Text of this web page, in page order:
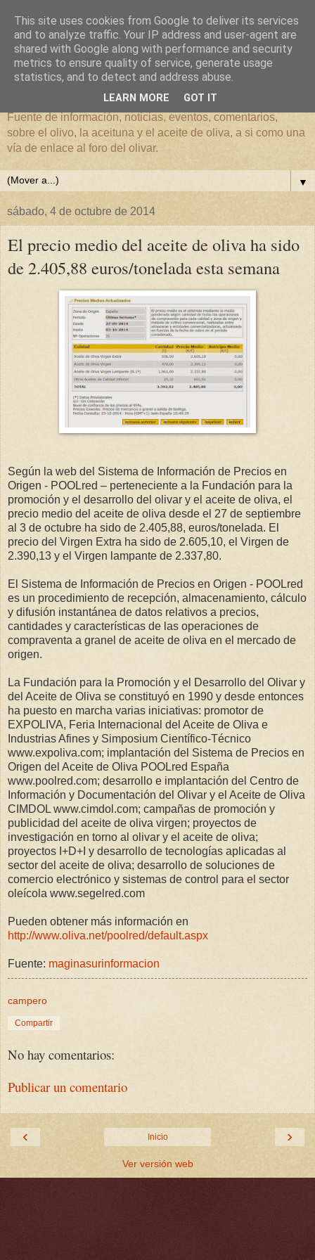
El mundo del Olivar
Fuente de información, noticias, eventos, comentarios,
sobre el olivo, la aceituna y el aceite de oliva, a si como una
vía de enlace al foro del olivar.
▼
sábado, 4 de octubre de 2014
El precio medio del aceite de oliva ha sido
de 2.405,88 euros/tonelada esta semana
Según la web del Sistema de Información de Precios en
Origen - POOLred – perteneciente a la Fundación para la
promoción y el desarrollo del olivar y el aceite de oliva, el
precio medio del aceite de oliva desde el 27 de septiembre
al 3 de octubre ha sido de 2.405,88, euros/tonelada. El
precio del Virgen Extra ha sido de 2.605,10, el Virgen de
2.390,13 y el Virgen lampante de 2.337,80.
El Sistema de Información de Precios en Origen - POOLred
es un procedimiento de recepción, almacenamiento, cálculo
y difusión instantánea de datos relativos a precios,
cantidades y características de las operaciones de
compraventa a granel de aceite de oliva en el mercado de
origen.
La Fundación para la Promoción y el Desarrollo del Olivar y
del Aceite de Oliva se constituyó en 1990 y desde entonces
ha puesto en marcha varias iniciativas: promotor de
EXPOLIVA, Feria Internacional del Aceite de Oliva e
Industrias Afines y Simposium Científico-Técnico
www.expoliva.com; implantación del Sistema de Precios en
Origen del Aceite de Oliva POOLred España
www.poolred.com; desarrollo e implantación del Centro de
Información y Documentación del Olivar y el Aceite de Oliva
CIMDOL www.cimdol.com; campañas de promoción y
publicidad del aceite de oliva virgen; proyectos de
investigación en torno al olivar y el aceite de oliva;
proyectos I+D+I y desarrollo de tecnologías aplicadas al
sector del aceite de oliva; desarrollo de soluciones de
comercio electrónico y sistemas de control para el sector
oleícola www.segelred.com
Pueden obtener más información en
http://www.oliva.net/poolred/default.aspx
Fuente: maginasurinformacion
campero
Compartir
No hay comentarios:
Publicar un comentario
‹ ›
Inicio
Ver versión web
This site uses cookies from Google to deliver its services
and to analyze traffic. Your IP address and user-agent are
shared with Google along with performance and security
metrics to ensure quality of service, generate usage
statistics, and to detect and address abuse.
LEARN MORE GOT IT